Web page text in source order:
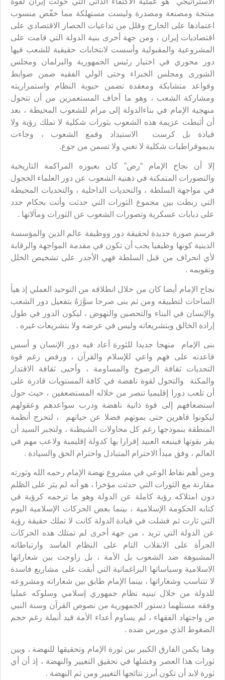
منتجة ومصنعة ومصدرة وليست مستهلكة مما خفّض منسوب
اعتمادها على الخارج وقلل من تداعيات الحصار الاقتصادي على
اقتصاديات إيران ، ومن جهة أخرى بنية الدولة التي قامت على
المشروعية والمقبولية وأسست لانتخابات حقيقية للشعب فيها
دور محوري في اختيار رئيس الجمهورية والبرلمان ومجلس
الشورى ومجلس الخبراء وحتى الولي الفقيه ضمن ضوابط
وقواعد متشابكة ومعقدة تضمن حيوية النظام واستمراريته
ومشاركة الشعب ، وهو ما أخاف المستعمرين من أن تتحول
منهجية الإمام في بناءالدولة إلى مرام للشعوب المحيطة ، بعد
أن أثبطت عزيمة هذه الشعوب بثورات شكلية لا تملك رؤية ولا
قيادة بل كرست الاستبداد وقمع الشعوب ، وجاءت
بديموقراطيات شكلية لا تغني ولا تسمن من جوع.
إلا أن نجاح الإمام “رض” كان بعبوره المراكمة التاريخية
والتصورات المتمكنة في ذهنية الشعوب عن دور العلماء الخجول
في مواجهة السلطة ، والتحديات الداخلية ، والتحديات المحيطة
التي ربطت بين مجموع الثورات التي حدثت وأتت بحكام جدد
على دبابات عسكرية وتصورات الشعوب عن الثورات ومآلاتها .
فرسم صورة جديدة لحقيقة دور ووظيفة عالم الدين والمؤسسة
الدينية كونها وظيفيا يجب أن تكون في مقدمة المواجهة والرقابة
لأي انحراف من قبل السلطة فهي الأجدر على تشخيص الخلل
وتقويمه .
نجاح الإمام أيضا كان من خلال انطلاقه من التوحيد العملي إذ هيأ
الساحات لتطبيقه ومن ثم بنى صرحا سوَّرَهُ بتفعيل دور الشعب
والإنسان في البناء والتحصين والنهوض ، ليكون الدور في طول
إرادة الخالق وبتشريعاته وليس في عرضه ولا بتشريعات غيره .
بنى الإمام منهجا جديدا للثورة أعاد فيه دور الإنسان و أسس
قاعدته على فهم واعي للإسلام والقرآن ، ورفض رغم قوة
التحديات ثقافة الرضوخ والمساومة ، وأحيى ثقافة الاقتدار
والمكنة والتحول لقوة ناهضة في كافة المستويات قادرة على
أن تلعب دورا إقليميا تنصر من خلاله المستضعفين ، حيث حول
استضعافهم إلى قوة ذاتية ناهضة ودرب سواعدهم وعقولهم
ليكونوا قاهرين حتى بموتهم فضلا عن حياتهم ، لتحرج أنظمة
المنطقة بنموذجها رغم كل محاولات الشيطنة ، ولتجبر السيد أن
يقر بقوتها فيتبعه العبيد إقرارا بها كدولة إقليمية ولاعب مهم في
العالم ، وفق مبدأ الاحترام المتبادل واحترام الحق والسيادة .
ومن أهم نقاط الوعي في مشروع نهضة الإمام رحمه الله وثورته
مقارنة مع الثورات التي حدثت مؤخرا ، هو أنه لم يثر على الظلم
دون امتلاكه رؤية كاملة عن الدولة وهو ما ترجمه كرؤية في
كتابه الحكومة الإسلامية ، بينما بعض الحركات الإسلامية اليوم
التي ثارت ثم فشلت في قيادة الدولة كانت لا تملك حقيقة رؤية
عن الدولة التي تريد ، من جهة أخرى لم تمتلك هذه الحركات
الجرأة على الانقلاب التام على النظام الفاسد وارتباطاته
المشبوهة ضد الشعوب بل الأمة ، بل زاوجت بين شعاراتها
الاسلامية وسياساتها البراغماتية التي أبقت على مشاريع فاسدة
لا تتناسب وشعاراتها ، بينما الإمام طابق بين شعاراته ومشروعه
للدولة من خلال تبنيه نظام جمهوري إسلامي وسلوكه عمليا
وفقه مستلهما دستور الجمهورية من نصوص القرآن وسنة النبي
ص واجتهاد الفقهاء ، لم يساوم أعداء الأمة قيد أنملة رغم حجم
الضغوط الذي مورس ضده .
وهنا يكمن الفارق الكبير بين ثورة الإمام وتحقيقها للنهضة ، وبين
ثورات هذا العصر وفشلها في تحقيق التغيير والنهضة ، إذ أن أي
ثورة لابد أن تكون أبرز نتائجها التغيير ومن ثم النهضة .